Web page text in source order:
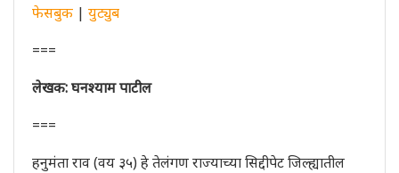
फेसबुक | युट्युब
===
लेखक: घनश्याम पाटील
===
हनुमंता राव (वय ३५) हे तेलंगण राज्याच्या सिद्दीपेट जिल्ह्यातील